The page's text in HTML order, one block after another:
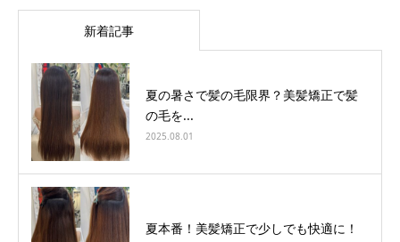
新着記事
夏の暑さで髪の毛限界？美髪矯正で髪
の毛を...
2025.08.01
夏本番！美髪矯正で少しでも快適に！